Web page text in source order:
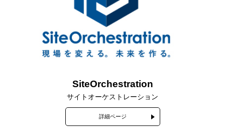
SiteOrchestration
サイトオーケストレーション
詳細ページ